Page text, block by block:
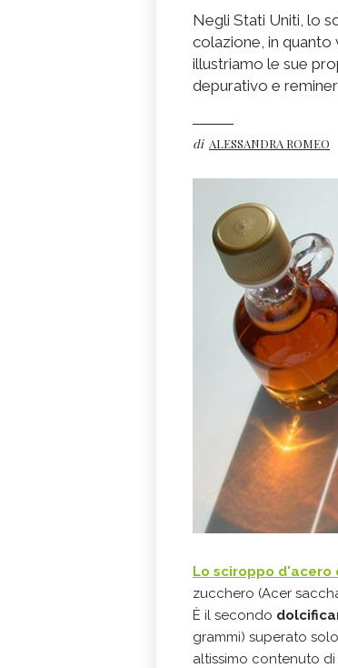
Negli Stati Uniti, lo
colazione, in quanto
illustriamo le sue
depurativo e
di ALESSANDRA ROMEO
Lo sciroppo d'acero
zucchero (Acer
È il secondo
grammi) superato
altissimo contenuto